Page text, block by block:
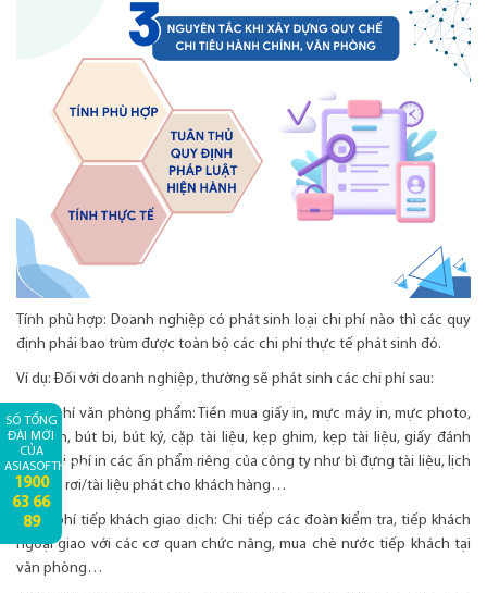
Tính phù hợp: Doanh nghiệp có phát sinh loại chi phí nào thì các quy
định phải bao trùm được toàn bộ các chi phí thực tế phát sinh đó.
Ví dụ: Đối với doanh nghiệp, thường sẽ phát sinh các chi phí sau:
+ Chi phí văn phòng phẩm: Tiền mua giấy in, mực máy in, mực photo,
sổ sách, bút bi, bút ký, cặp tài liệu, kẹp ghim, kẹp tài liệu, giấy đánh
dấu, chi phí in các ấn phẩm riêng của công ty như bì đựng tài liệu, lịch
bàn, tờ rơi/tài liệu phát cho khách hàng…
+ Chi phí tiếp khách giao dịch: Chi tiếp các đoàn kiểm tra, tiếp khách
ngoại giao với các cơ quan chức năng, mua chè nước tiếp khách tại
văn phòng…
SỐ TỔNG
ĐÀI MỚI
CỦA
ASIASOFTHCM:
1900
63 66
89